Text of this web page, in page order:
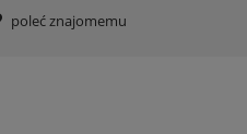
poleć znajomemu